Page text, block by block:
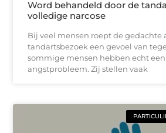
Word behandeld door de
volledige narcose
Bij veel mensen roept de gedachte
tandartsbezoek een gevoel van
sommige mensen hebben echt
angstprobleem. Zij stellen vaak